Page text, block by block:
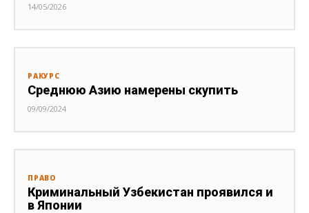
14/05/2026
РАКУРС
Среднюю Азию намерены скупить
09/09/2024
ПРАВО
Криминальный Узбекистан проявился и
в Японии